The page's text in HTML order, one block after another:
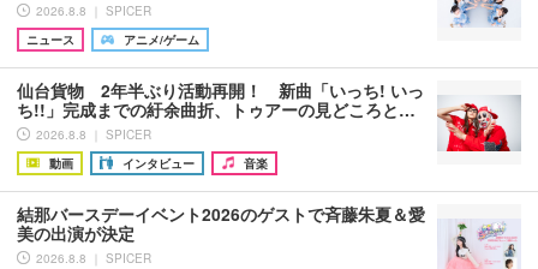
2026.8.8 ｜ SPICER
ニュース
アニメ/ゲーム
仙台貨物 2年半ぶり活動再開！ 新曲「いっち! いっ
ち!!」完成までの紆余曲折、トゥアーの見どころと…
2026.8.8 ｜ SPICER
動画
インタビュー 音楽
結那バースデーイベント2026のゲストで斉藤朱夏＆愛
美の出演が決定
2026.8.8 ｜ SPICER